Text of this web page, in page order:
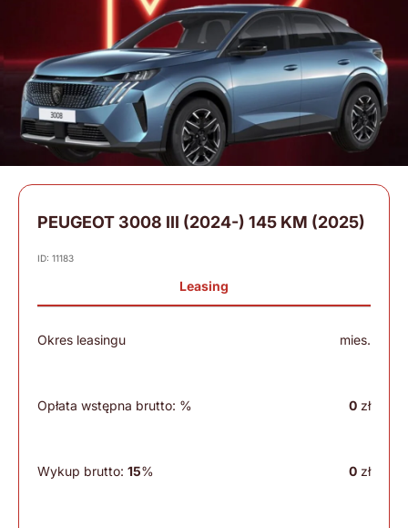
PEUGEOT 3008 III (2024-) 145 KM (2025)
ID: 11183
Leasing
Okres leasingu mies.
Opłata wstępna brutto: % 0 zł
Wykup brutto: 15% 0 zł